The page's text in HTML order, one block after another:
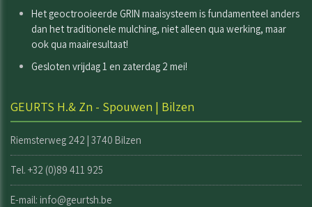
Het geoctrooieerde GRIN maaisysteem is fundamenteel anders
dan het traditionele mulching, niet alleen qua werking, maar
ook qua maairesultaat!
Gesloten vrijdag 1 en zaterdag 2 mei!
GEURTS H.& Zn - Spouwen | Bilzen
Riemsterweg 242 | 3740 Bilzen
Tel. +32 (0)89 411 925
E-mail: info@geurtsh.be